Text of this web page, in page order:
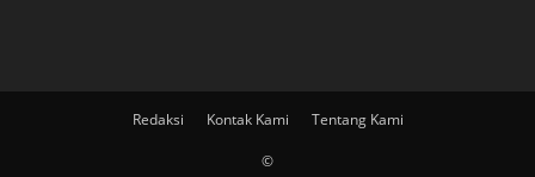
Redaksi Kontak Kami Tentang Kami
©